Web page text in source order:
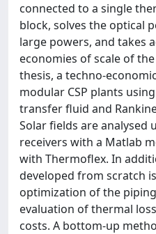
connected to a single
block, solves the optical
large powers, and takes
economies of scale of
thesis, a techno-
modular CSP plants
transfer fluid and
Solar fields are analysed
receivers with a Matlab
with Thermoflex. In
developed from scratch
optimization of the
evaluation of thermal
costs. A bottom-up